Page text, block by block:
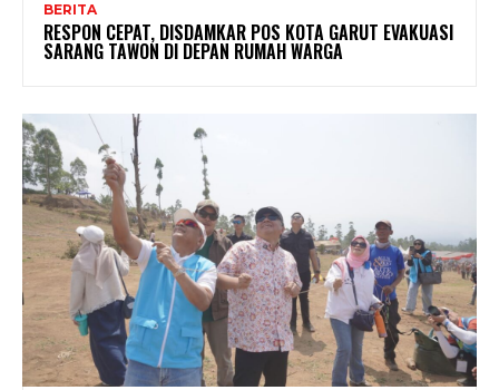
BERITA
RESPON CEPAT, DISDAMKAR POS KOTA GARUT EVAKUASI
SARANG TAWON DI DEPAN RUMAH WARGA